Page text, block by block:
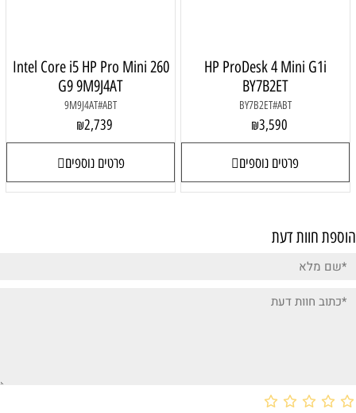
HP ProDesk 4 Mini G1i
BY7B2ET
BY7B2ET#ABT
₪3,590
פרטים נוספים
Intel Core i5 HP Pro Mini 260
G9 9M9J4AT
9M9J4AT#ABT
₪2,739
פרטים נוספים
הוספת חוות דעת